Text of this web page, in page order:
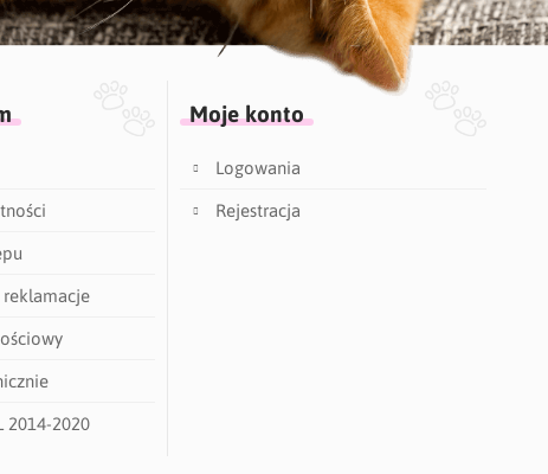
2014-2020
Moje konto
Logowania
Rejestracja